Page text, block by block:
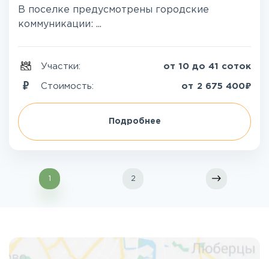
В поселке предусмотрены городские
коммуникации: ...
Участки: от 10 до 41 соток
Стоимость: от 2 675 400₽
Подробнее
1 2